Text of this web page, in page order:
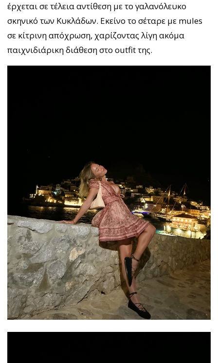
έρχεται σε τέλεια αντίθεση με το γαλανόλευκο
σκηνικό των Κυκλάδων. Εκείνο το σέταρε με mules
σε κίτρινη απόχρωση, χαρίζοντας λίγη ακόμα
παιχνιδιάρικη διάθεση στο outfit της.